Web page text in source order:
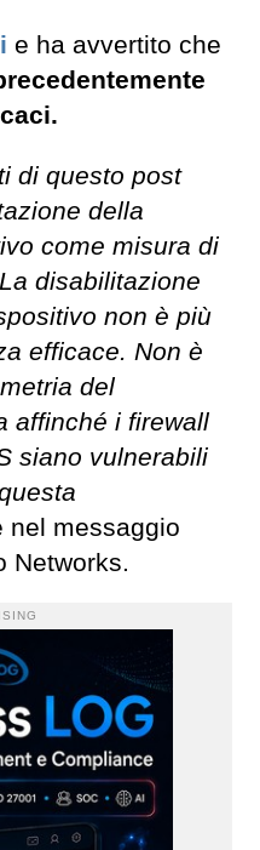
e ha avvertito che
di questo post
della
come misura di
disabilitazione
non è più
efficace. Non è
del
affinché i firewall
siano vulnerabili
nel messaggio
Networks.